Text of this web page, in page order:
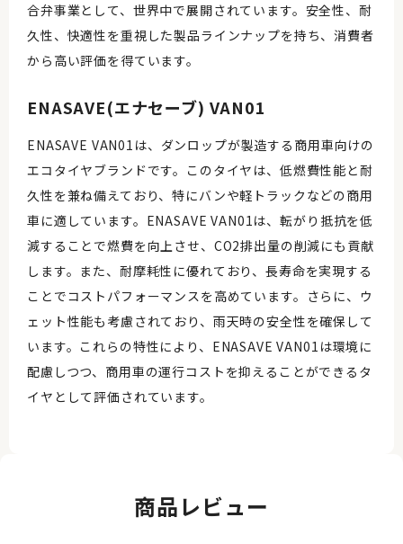
合弁事業として、世界中で展開されています。安全性、耐
久性、快適性を重視した製品ラインナップを持ち、消費者
から高い評価を得ています。
ENASAVE(エナセーブ) VAN01
ENASAVE VAN01は、ダンロップが製造する商用車向けの
エコタイヤブランドです。このタイヤは、低燃費性能と耐
久性を兼ね備えており、特にバンや軽トラックなどの商用
車に適しています。ENASAVE VAN01は、転がり抵抗を低
減することで燃費を向上させ、CO2排出量の削減にも貢献
します。また、耐摩耗性に優れており、長寿命を実現する
ことでコストパフォーマンスを高めています。さらに、ウ
ェット性能も考慮されており、雨天時の安全性を確保して
います。これらの特性により、ENASAVE VAN01は環境に
配慮しつつ、商用車の運行コストを抑えることができるタ
イヤとして評価されています。
商品レビュー